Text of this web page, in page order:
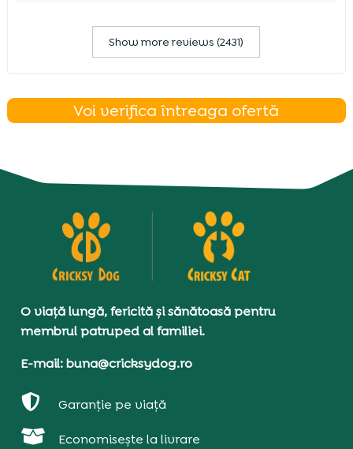
Show more reviews (2431)
Voi verifica întreaga ofertă
O viață lungă, fericită și sănătoasă pentru
membrul patruped al familiei.
E-mail: buna@cricksydog.ro
 Garanție pe viață
 Economisește la livrare